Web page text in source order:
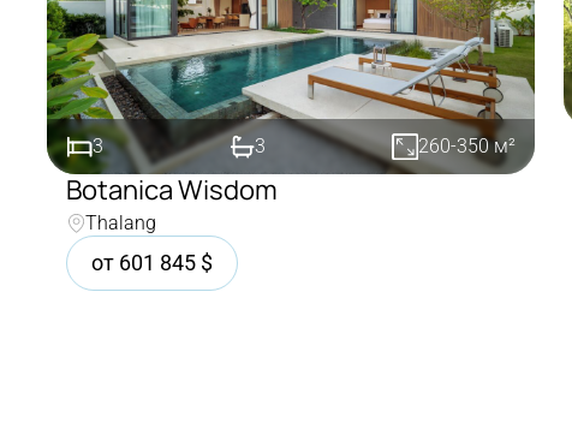
3 3 260-350 м²
Покупка
Botanica Wisdom
Thalang
от 601 845 $